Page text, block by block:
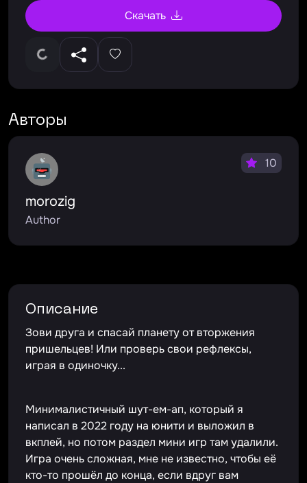
Скачать
Авторы
morozig
Author
10
Описание
Зови друга и спасай планету от вторжения
пришельцев! Или проверь свои рефлексы,
играя в одиночку...
Минималистичный шут-ем-ап, который я
написал в 2022 году на юнити и выложил в
вкплей, но потом раздел мини игр там удалили.
Игра очень сложная, мне не известно, чтобы её
кто-то прошёл до конца, если вдруг вам